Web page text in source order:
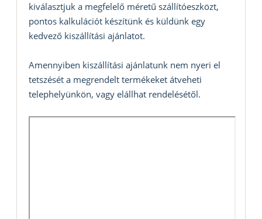
kiválasztjuk a megfelelő méretű szállítóeszközt,
pontos kalkulációt készítünk és küldünk egy
kedvező kiszállítási ajánlatot.
Amennyiben kiszállítási ajánlatunk nem nyeri el
tetszését a megrendelt termékeket átveheti
telephelyünkön, vagy elállhat rendelésétől.